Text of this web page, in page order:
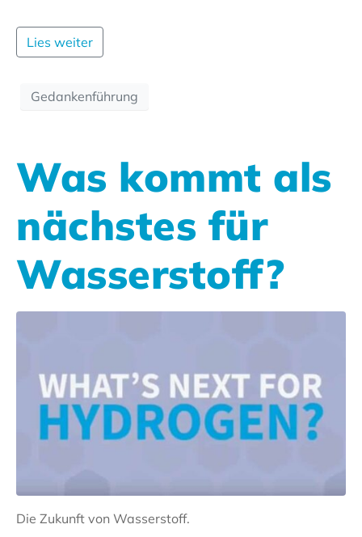
Lies weiter
Gedankenführung
Was kommt als
nächstes für
Wasserstoff?
Die Zukunft von Wasserstoff.